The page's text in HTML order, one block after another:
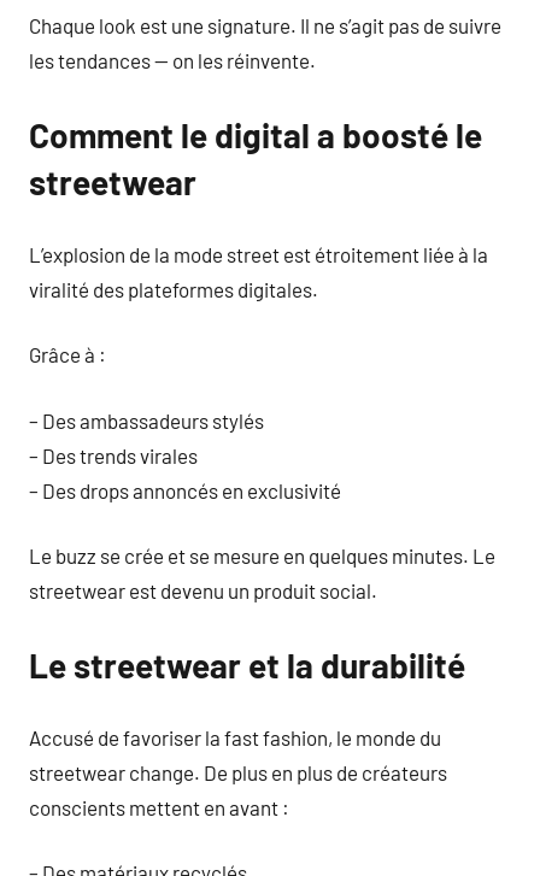
Chaque look est une signature. Il ne s’agit pas de suivre
les tendances — on les réinvente.
Comment le digital a boosté le
streetwear
L’explosion de la mode street est étroitement liée à la
viralité des plateformes digitales.
Grâce à :
– Des ambassadeurs stylés
– Des trends virales
– Des drops annoncés en exclusivité
Le buzz se crée et se mesure en quelques minutes. Le
streetwear est devenu un produit social.
Le streetwear et la durabilité
Accusé de favoriser la fast fashion, le monde du
streetwear change. De plus en plus de créateurs
conscients mettent en avant :